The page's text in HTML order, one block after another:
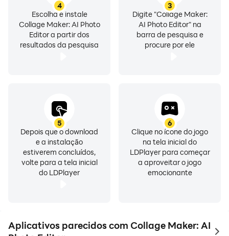
3
Digite "Collage Maker:
AI Photo Editor" na
barra de pesquisa e
procure por ele
4
Escolha e instale
Collage Maker: AI Photo
Editor a partir dos
resultados da pesquisa
5
Depois que o download
e a instalação
estiverem concluídos,
volte para a tela inicial
do LDPlayer
6
Clique no ícone do jogo
na tela inicial do
LDPlayer para começar
a aproveitar o jogo
emocionante
Aplicativos parecidos com Collage Maker: AI